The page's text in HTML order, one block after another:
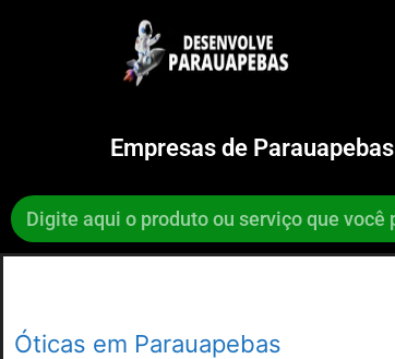
Empresas de Parauapebas
Óticas em Parauapebas